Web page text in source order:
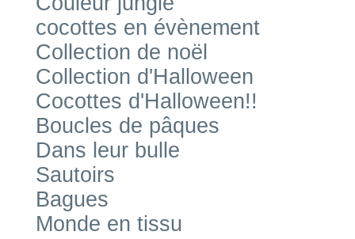
cocottes en évènement
Collection de noël
Collection d'Halloween
Cocottes d'Halloween!!
Boucles de pâques
Dans leur bulle
Sautoirs
Bagues
Monde en tissu